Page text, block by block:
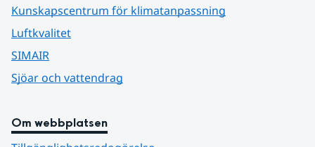
Kunskapscentrum för klimatanpassning
Luftkvalitet
SIMAIR
Sjöar och vattendrag
Om webbplatsen